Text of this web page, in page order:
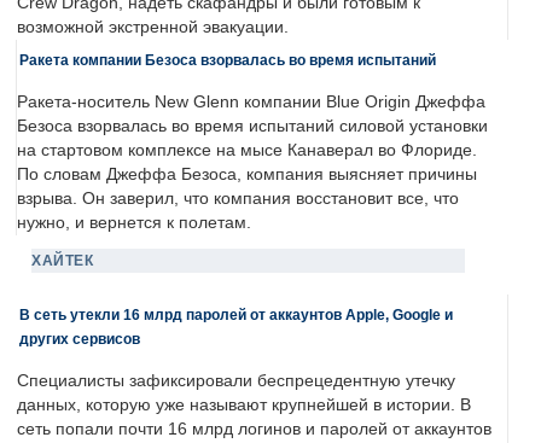
возможной экстренной эвакуации.
Ракета компании Безоса взорвалась во время испытаний
Ракета-носитель New Glenn компании Blue Origin Джеффа
Безоса взорвалась во время испытаний силовой установки
на стартовом комплексе на мысе Канаверал во Флориде.
По словам Джеффа Безоса, компания выясняет причины
взрыва. Он заверил, что компания восстановит все, что
нужно, и вернется к полетам.
ХАЙТЕК
В сеть утекли 16 млрд паролей от аккаунтов Apple, Google и
других сервисов
Специалисты зафиксировали беспрецедентную утечку
данных, которую уже называют крупнейшей в истории. В
сеть попали почти 16 млрд логинов и паролей от аккаунтов